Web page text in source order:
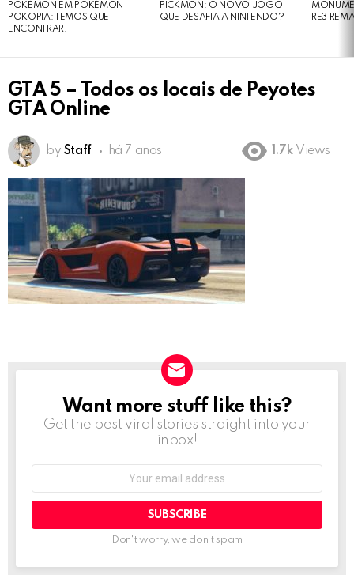
POKÉMON EM POKÉMON
POKOPIA: TEMOS QUE
ENCONTRAR!
PICKMON: O NOVO JOGO
QUE DESAFIA A NINTENDO?
RE3
GTA 5 – Todos os locais de Peyotes
GTA Online
by Staff há 7 anos 1.7k Views
NEWSLETTER
Want more stuff like this?
Get the best viral stories straight into your
inbox!
Don't worry, we don't spam